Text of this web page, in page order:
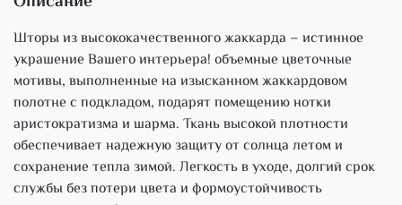
Шторы из высококачественного жаккарда – истинное
украшение Вашего интерьера! объемные цветочные
мотивы, выполненные на изысканном жаккардовом
полотне с подкладом, подарят помещению нотки
аристократизма и шарма. Ткань высокой плотности
обеспечивает надежную защиту от солнца летом и
сохранение тепла зимой. Легкость в уходе, долгий срок
службы без потери цвета и формоустойчивость